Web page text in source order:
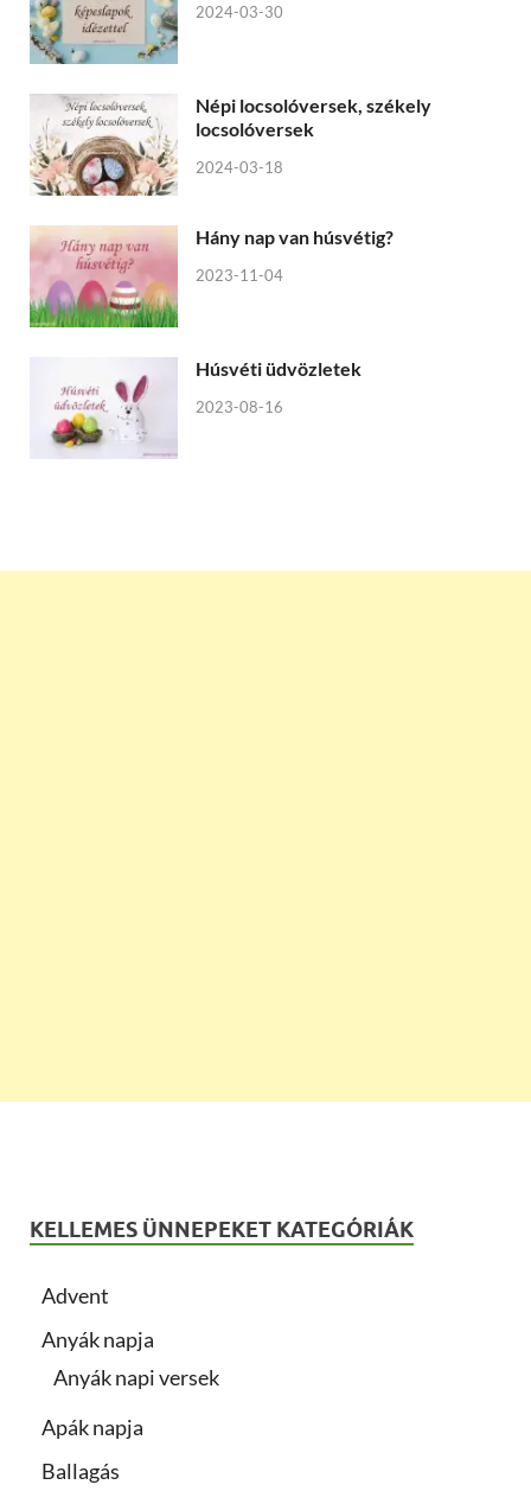
2024-03-30
Népi locsolóversek, székely
locsolóversek
2024-03-18
Hány nap van húsvétig?
2023-11-04
Húsvéti üdvözletek
2023-08-16
KELLEMES ÜNNEPEKET KATEGÓRIÁK
Advent
Anyák napja
Anyák napi versek
Apák napja
Ballagás